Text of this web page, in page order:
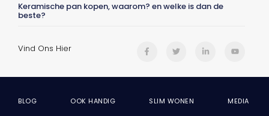
Keramische pan kopen, waarom? en welke is dan de
beste?
Vind Ons Hier
BLOG OOK HANDIG SLIM WONEN MEDIA